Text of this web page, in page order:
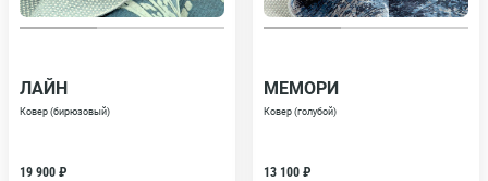
ЛАЙН
Ковер (бирюзовый)
19 900 ₽
МЕМОРИ
Ковер (голубой)
13 100 ₽